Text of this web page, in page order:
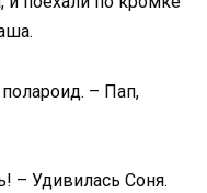
– Пап,
– Удивилась Соня.